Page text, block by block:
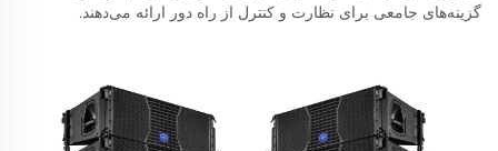
گزینه‌های جامعی برای نظارت و کنترل از راه دور ارائه می‌دهند.